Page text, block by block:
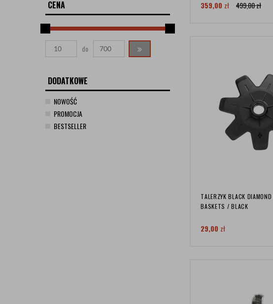
CENA
do
DODATKOWE
NOWOŚĆ
PROMOCJA
BESTSELLER
359,00 zł 499,00zł
TALERZYK BLACK
BASKETS / BLACK
29,00 zł